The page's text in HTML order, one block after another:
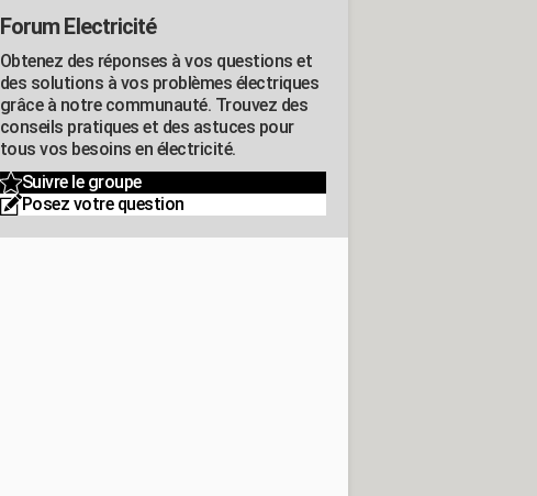
Forum Electricité
Obtenez des réponses à vos questions et
des solutions à vos problèmes électriques
grâce à notre communauté. Trouvez des
conseils pratiques et des astuces pour
tous vos besoins en électricité.
Suivre le groupe
Posez votre question